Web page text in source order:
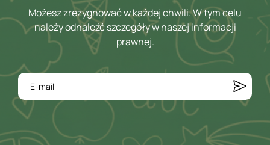
Możesz zrezygnować w każdej chwili. W tym celu
należy odnaleźć szczegóły w naszej informacji
prawnej.